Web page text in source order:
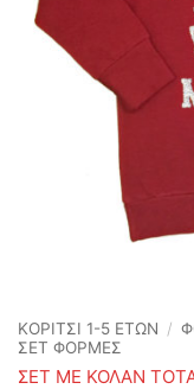
ΚΟΡΙΤΣΙ 1-5 ΕΤΩΝ /
ΣΕΤ ΦΟΡΜΕΣ
ΣΕΤ ΜΕ ΚΟΛΑΝ